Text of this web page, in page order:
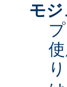
モ